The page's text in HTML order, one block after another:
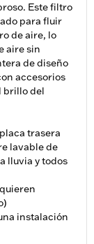
Este filtro
para fluir
de aire, lo
aire sin
de diseño
accesorios
brillo del
trasera
lavable de
lluvia y todos
instalación